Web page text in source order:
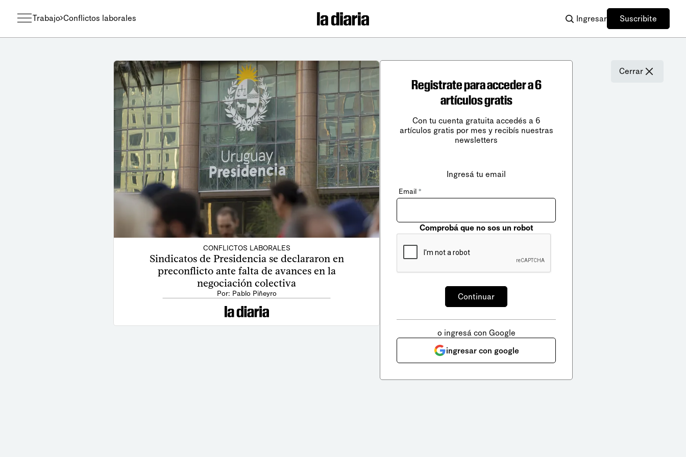
Trabajo Conflictos laborales Ingresar Suscribite
CONFLICTOS LABORALES
Sindicatos de Presidencia se declararon en
preconflicto ante falta de avances en la
negociación colectiva
Por: Pablo Piñeyro
Cerrar
Registrate para acceder a 6
artículos gratis
Con tu cuenta gratuita accedés a 6
artículos gratis por mes y recibís nuestras
newsletters
Ingresá tu email
Email *
Comprobá que no sos un robot
o ingresá con Google
ingresar con google